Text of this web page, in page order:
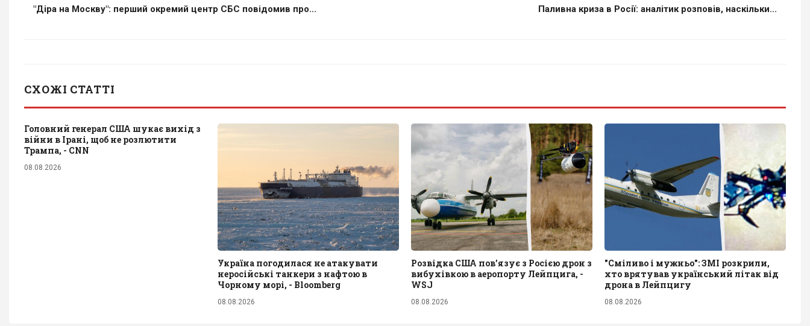
"Діра на Москву": перший окремий центр СБС повідомив про... Паливна криза в Росії: аналітик розповів, наскільки...
СХОЖІ СТАТТІ
Головний генерал США шукає вихід з
війни в Ірані, щоб не розлютити
Трампа, - CNN
08.08.2026
Україна погодилася не атакувати
неросійські танкери з нафтою в
Чорному морі, - Bloomberg
08.08.2026
Розвідка США пов’язує з Росією дрон з
вибухівкою в аеропорту Лейпцига, -
WSJ
08.08.2026
"Сміливо і мужньо": ЗМІ розкрили,
хто врятував український літак від
дрона в Лейпцигу
08.08.2026